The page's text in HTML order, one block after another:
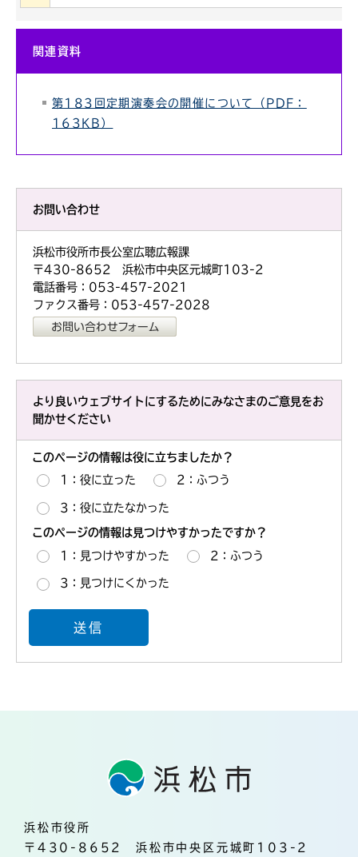
関連資料
第183回定期演奏会の開催について（PDF：
163KB）
お問い合わせ
浜松市役所市長公室広聴広報課
〒430-8652 浜松市中央区元城町103-2
電話番号：053-457-2021
ファクス番号：053-457-2028
より良いウェブサイトにするためにみなさまのご意見をお
聞かせください
このページの情報は役に立ちましたか？
1：役に立った 2：ふつう
3：役に立たなかった
このページの情報は見つけやすかったですか？
1：見つけやすかった 2：ふつう
3：見つけにくかった
浜松市役所
〒430-8652 浜松市中央区元城町103-2